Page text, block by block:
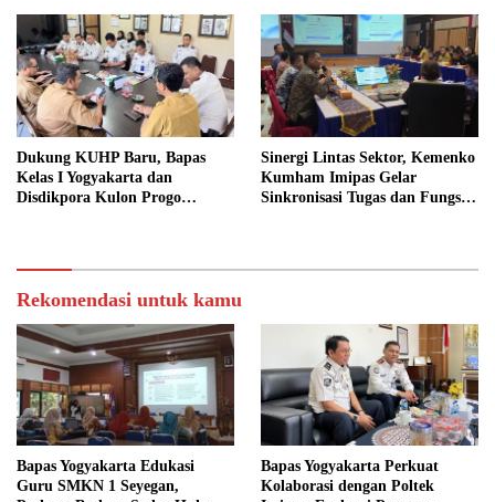
Dukung KUHP Baru, Bapas
Kelas I Yogyakarta dan
Disdikpora Kulon Progo
Sinergi Lintas Sektor, Kemenko
Kumham Imipas Gelar
Sinkronisasi Tugas dan Fungsi
Rekomendasi untuk kamu
Bapas Yogyakarta Edukasi
Guru SMKN 1 Seyegan,
Bapas Yogyakarta Perkuat
Kolaborasi dengan Poltek